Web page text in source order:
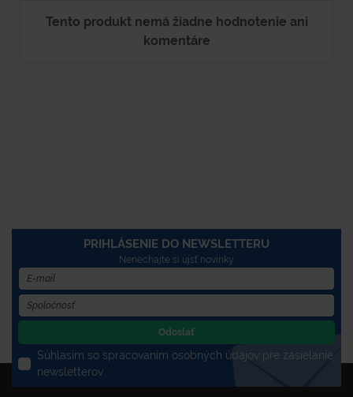
Tento produkt nemá žiadne hodnotenie ani
komentáre
PRIHLÁSENIE DO NEWSLETTERU
Nenechajte si újsť novinky
Odoslať
Súhlasím so spracovaním osobných údajov pre zasielanie
newsletterov